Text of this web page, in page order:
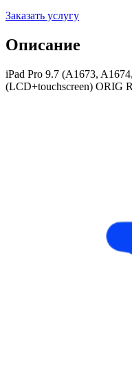
Заказать услугу
Описание
iPad Pro 9.7 (A1673,
(LCD+touchscreen) ORIG